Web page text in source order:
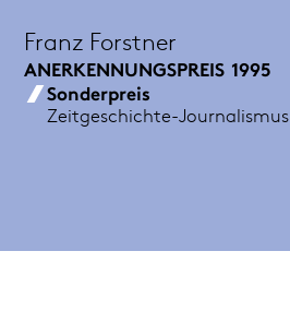
Franz Forstner
ANERKENNUNGSPREIS 1995
Sonderpreis
Zeitgeschichte-Journalismus